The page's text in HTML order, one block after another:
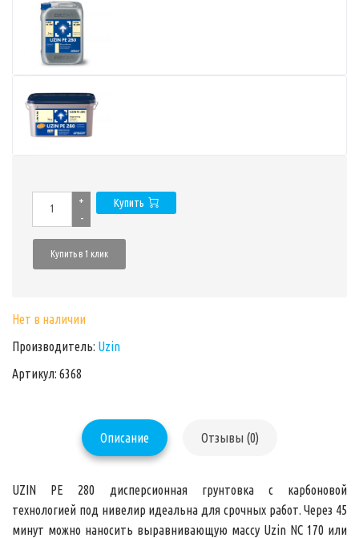
+
-
Купить
Купить в 1 клик
Нет в наличии
Производитель: Uzin
Артикул: 6368
Описание Отзывы (0)
UZIN PE 280 дисперсионная грунтовкас карбоновой
технологией под нивелир идеальна для срочных работ.Через 45
минут можно наносить выравнивающую массу Uzin NC 170 или